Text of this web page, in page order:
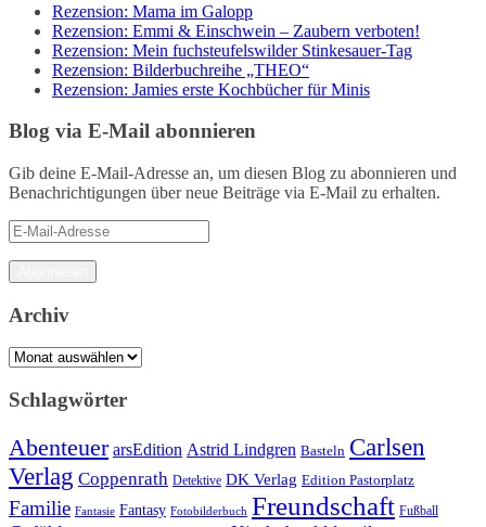
Rezension: Mama im Galopp
Rezension: Emmi & Einschwein – Zaubern verboten!
Rezension: Mein fuchsteufelswilder Stinkesauer-Tag
Rezension: Bilderbuchreihe „THEO“
Rezension: Jamies erste Kochbücher für Minis
Blog via E-Mail abonnieren
Gib deine E-Mail-Adresse an, um diesen Blog zu abonnieren und
Benachrichtigungen über neue Beiträge via E-Mail zu erhalten.
E-
Mail-
Adresse
Archiv
Archiv
Schlagwörter
Abenteuer arsEdition Astrid Lindgren Basteln Carlsen
Verlag Coppenrath Detektive DK Verlag Edition Pastorplatz
Familie Fantasie Fantasy Fotobilderbuch Freundschaft Fußball